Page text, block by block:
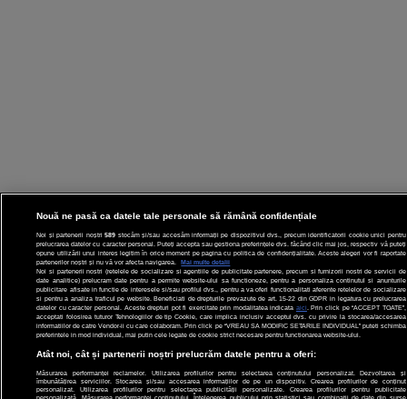
Nouă ne pasă ca datele tale personale să rămână confidențiale
Noi și partenerii noștri589 stocăm și/sau accesăm informații pe dispozitivul dvs., precum identificatorii cookie unici pentru
prelucrarea datelor cu caracter personal. Puteți accepta sau gestiona preferințele dvs. făcând clic mai jos, respectiv vă puteți
opune utilizării unui interes legitim în orice moment pe pagina cu politica de confidențialitate. Aceste alegeri vor fi raportate
partenerilor noștri și nu vă vor afecta navigarea. Mai multe detalii
Noi si partenerii nostri (retelele de socializare si agentiile de publicitate partenere, precum si furnizorii nostri de servicii de
date analitice) prelucram date pentru a permite website-ului sa functioneze, pentru a personaliza continutul si anunturile
publicitare afisate in functie de interesele si/sau profilul dvs., pentru a va oferi functionalitati aferente retelelor de socializare
si pentru a analiza traficul pe website. Beneficiati de drepturile prevazute de art. 15-22 din GDPR in legatura cu prelucrarea
datelor cu caracter personal. Aceste drepturi pot fi exercitate prin modalitatea indicata aici. Prin click pe “ACCEPT TOATE”,
acceptati folosirea tuturor Tehnologiilor de tip Cookie, care implica inclusiv acceptul dvs. cu privire la stocarea/accesarea
informatiilor de catre Vendor-ii cu care colaboram. Prin click pe “VREAU SA MODIFIC SETARILE INDIVIDUAL” puteti schimba
preferintele in mod individual, mai putin cele legate de cookie strict necesare pentru functionarea website-ului.
Atât noi, cât și partenerii noștri prelucrăm datele pentru a oferi:
Măsurarea performanței reclamelor. Utilizarea profilurilor pentru selectarea conținutului personalizat. Dezvoltarea și
îmbunătățirea serviciilor. Stocarea și/sau accesarea informațiilor de pe un dispozitiv. Crearea profilurilor de conținut
personalizat. Utilizarea profilurilor pentru selectarea publicității personalizate. Crearea profilurilor pentru publicitate